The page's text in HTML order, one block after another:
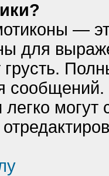
—
для
грусть.
сообщений.
легко